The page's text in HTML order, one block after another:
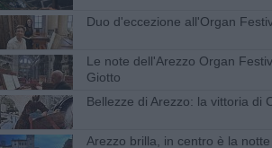
Duo d'eccezione all'Organ
Le note dell'Arezzo Organ
Giotto
Bellezze di Arezzo: la vittoria di
Arezzo brilla, in centro è la